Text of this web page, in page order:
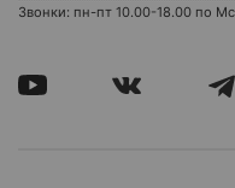
Звонки: пн-пт 10.00-18.00 по